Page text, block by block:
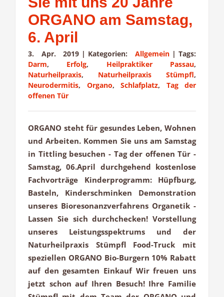
ORGANO am Samstag,
6. April
3. Apr. 2019 | Kategorien:Allgemein | Tags:
Darm, Erfolg, Heilpraktiker Passau,
Naturheilpraxis, Naturheilpraxis Stümpfl,
Neurodermitis, Organo, Schlafplatz, Tag der
offenen Tür
ORGANO steht für gesundes Leben, Wohnen
und Arbeiten. Kommen Sie uns am Samstag
in Tittling besuchen - Tag der offenen Tür -
Samstag, 06.April durchgehend kostenlose
Fachvorträge Kinderprogramm: Hüpfburg,
Basteln, Kinderschminken Demonstration
unseres Bioresonanzverfahrens Organetik -
Lassen Sie sich durchchecken! Vorstellung
unseres Leistungsspektrums und der
Naturheilpraxis Stümpfl Food-Truck mit
speziellen ORGANO Bio-Burgern 10% Rabatt
auf den gesamten Einkauf Wir freuen uns
jetzt schon auf Ihren Besuch! Ihre Familie